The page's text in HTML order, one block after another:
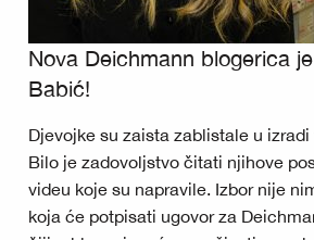
Nova Deichmann blogerica
Babić!
Djevojke su zaista zablistale u
Bilo je zadovoljstvo čitati njihove
videu koje su napravile. Izbor nije
koja će potpisati ugovor za